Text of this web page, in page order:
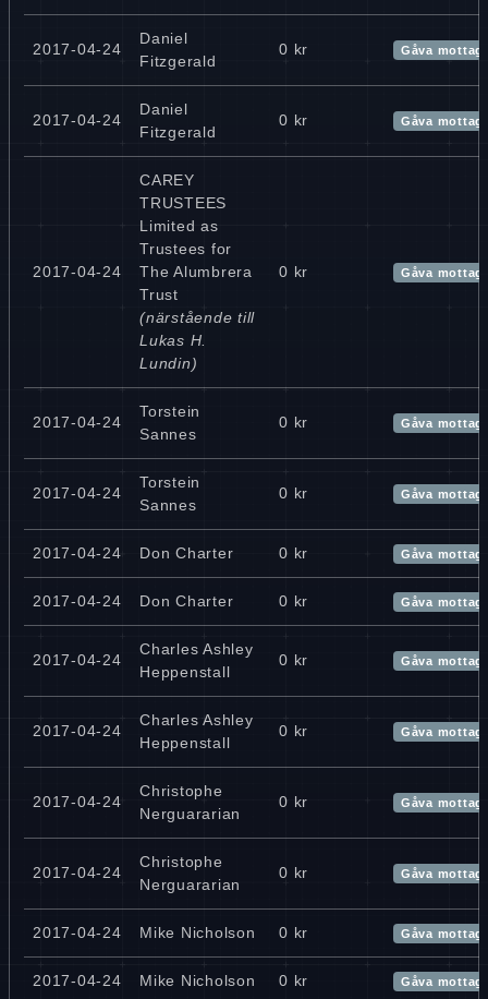
2017-04-24
Daniel
Fitzgerald
0 kr Gåva
2017-04-24
Daniel
Fitzgerald
0 kr Gåva
2017-04-24
CAREY
TRUSTEES
Limited as
Trustees for
The Alumbrera
Trust
(närstående till
Lukas H.
Lundin)
0 kr Gåva
2017-04-24
Torstein
Sannes
0 kr Gåva
2017-04-24
Torstein
Sannes
0 kr Gåva
2017-04-24 Don Charter 0 kr Gåva
2017-04-24 Don Charter 0 kr Gåva
2017-04-24
Charles Ashley
Heppenstall
0 kr Gåva
2017-04-24
Charles Ashley
Heppenstall
0 kr Gåva
2017-04-24
Christophe
Nerguararian
0 kr Gåva
2017-04-24
Christophe
Nerguararian
0 kr Gåva
2017-04-24 Mike Nicholson 0 kr Gåva
2017-04-24 Mike Nicholson 0 kr Gåva